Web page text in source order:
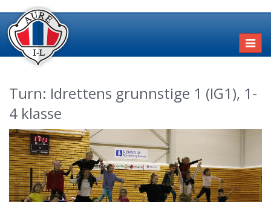
Turn: Idrettens grunnstige 1 (IG1), 1-
4 klasse